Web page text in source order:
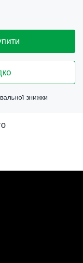
знижки